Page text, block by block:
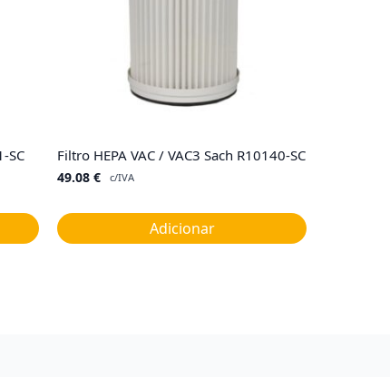
SC Filtro HEPA VAC / VAC3 Sach R10140-SC
49.08 € c/IVA
Adicionar